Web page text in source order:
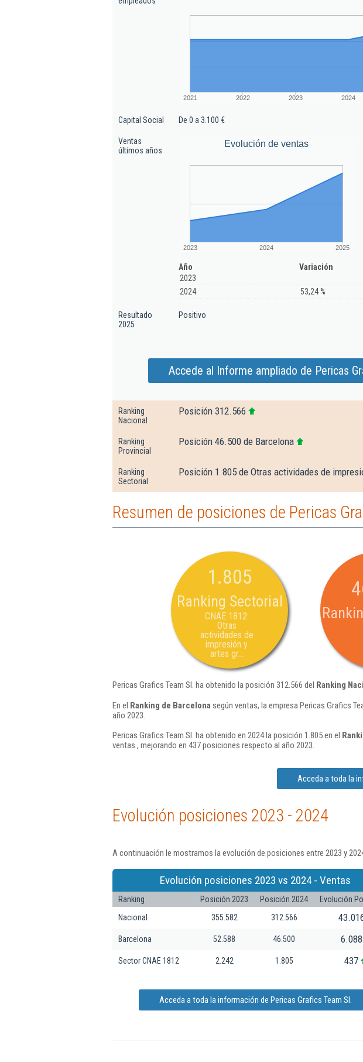
2021 2022 2023 2024
Capital Social De 0 a 3.100 €
Ventas
últimos años
Evolución de ventas
2023 2024 2025
Año
Variación
2023
2024
53,24 %
Resultado
2025
Positivo
Accede al Informe ampliado de Pericas
Ranking
Nacional
Posición 312.566
Ranking
Provincial
Posición 46.500 de Barcelona
Ranking
Sectorial
Posición 1.805 de Otras actividades de
Resumen de posiciones de Pericas
1.805
Ranking Sectorial
CNAE 1812:
Otras
actividades de
impresión y
artes gr...
Pericas Grafics Team Sl. ha obtenido la posición 312.566 del Ranking
En el Ranking de Barcelona según ventas, la empresa Pericas Grafics
año 2023.
Pericas Grafics Team Sl. ha obtenido en 2024 la posición 1.805 en el
ventas , mejorando en 437 posiciones respecto al año 2023.
Acceda a toda la
Evolución posiciones 2023 - 2024
A continuación le mostramos la evolución de posiciones entre 2023 y
Evolución posiciones 2023 vs 2024 - Ventas
Ranking Posición 2023 Posición 2024
Evolución
Nacional
355.582 312.566
Barcelona 52.588 46.500 6.088
Sector CNAE 1812 2.242 1.805 437
Acceda a toda la información de Pericas Grafics Team Sl.